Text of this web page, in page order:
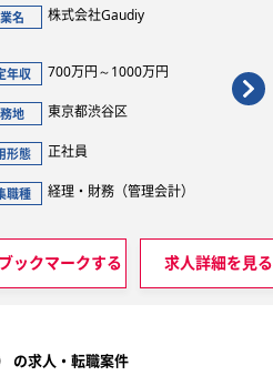
1000万円
区
（管理会計）
求人詳細を見る
想定
の求人・転職案件